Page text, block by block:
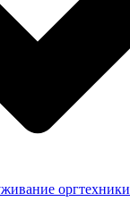
оргтехники